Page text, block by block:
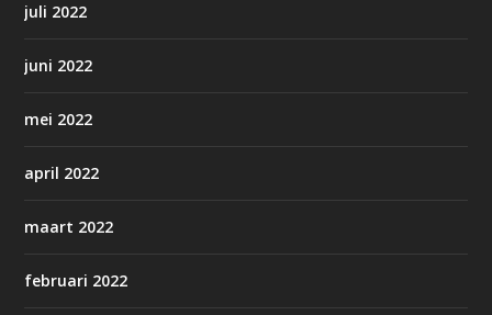
juli 2022
juni 2022
mei 2022
april 2022
maart 2022
februari 2022